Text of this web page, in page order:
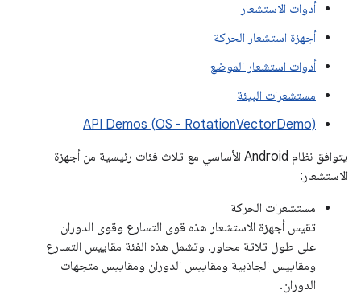
أدوات الاستشعار
أجهزة استشعار الحركة
أدوات استشعار الموضع
مستشعرات البيئة
API Demos (OS - RotationVectorDemo)
يتوافق نظام Android الأساسي مع ثلاث فئات رئيسية من أجهزة
الاستشعار:
مستشعرات الحركة
تقيس أجهزة الاستشعار هذه قوى التسارع وقوى الدوران
على طول ثلاثة محاور. وتشمل هذه الفئة مقاييس التسارع
ومقاييس الجاذبية ومقاييس الدوران ومقاييس متجهات
الدوران.